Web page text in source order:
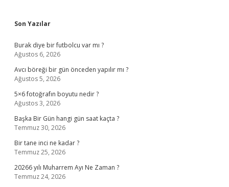
Sidebar
Son Yazılar
Burak diye bir futbolcu var mı ?
Ağustos 6, 2026
Avcı böreği bir gün önceden yapılır mı ?
Ağustos 5, 2026
5×6 fotoğrafın boyutu nedir ?
Ağustos 3, 2026
Başka Bir Gün hangi gün saat kaçta ?
Temmuz 30, 2026
Bir tane inci ne kadar ?
Temmuz 25, 2026
20266 yılı Muharrem Ayı Ne Zaman ?
Temmuz 24, 2026